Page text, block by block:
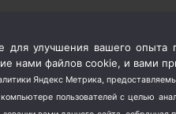
улучшения вашего опыта
нами файлов cookie, и вами
Яндекс Метрика,
пользователей с целью